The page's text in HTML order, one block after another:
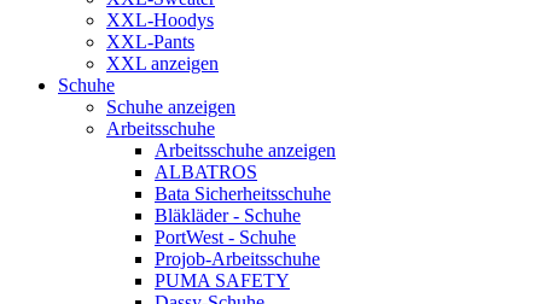
XXL-Hoodys
XXL-Pants
XXL anzeigen
Schuhe
Schuhe anzeigen
Arbeitsschuhe
Arbeitsschuhe anzeigen
ALBATROS
Bata Sicherheitsschuhe
Bläkläder - Schuhe
PortWest - Schuhe
Projob-Arbeitsschuhe
PUMA SAFETY